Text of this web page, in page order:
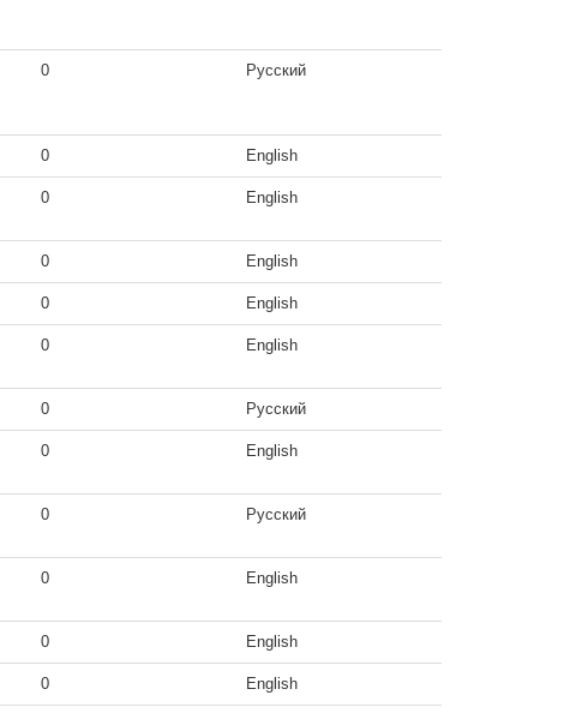
0 Русский
0 English
0 English
0 English
0 English
0 English
0 Русский
0 English
0 Русский
0 English
0 English
0 English